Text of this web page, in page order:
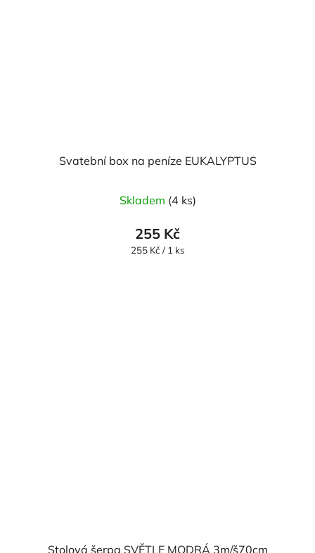
Svatební box na peníze EUKALYPTUS
Skladem (4 ks)
255 Kč
Měrná
255 Kč / 1 ks
Stolová šerpa SVĚTLE MODRÁ 3m/š70cm